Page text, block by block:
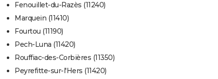
Fenouillet-du-Razès (11240)
Marquein (11410)
Fourtou (11190)
Pech-Luna (11420)
Rouffiac-des-Corbières (11350)
Peyrefitte-sur-l'Hers (11420)